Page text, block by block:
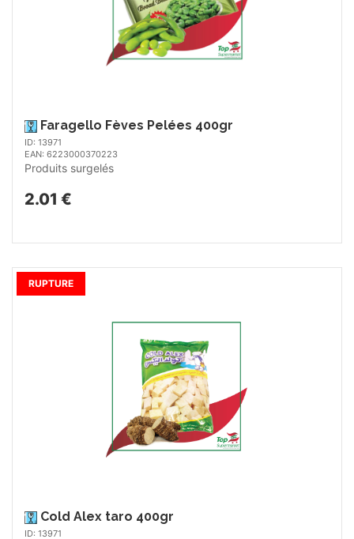
Faragello Fèves Pelées 400gr
ID: 13971
EAN: 6223000370223
Produits surgelés
2.01 €
Cold Alex taro 400gr
ID: 13971
RUPTURE